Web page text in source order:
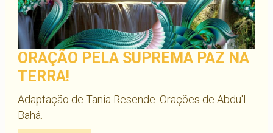
ORAÇÃO PELA SUPREMA PAZ NA
TERRA!
Adaptação de Tania Resende. Orações de Abdu'l-
Bahá.